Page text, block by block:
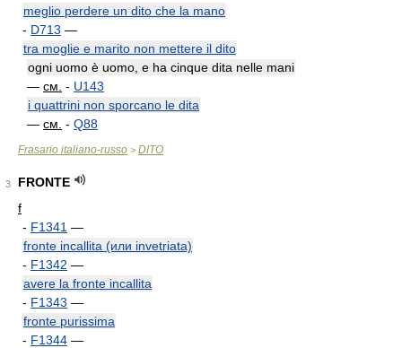
meglio perdere un dito che la mano
- D713 —
tra moglie e marito non mettere il dito
ogni uomo è uomo, e ha cinque dita nelle mani
— см. - U143
i quattrini non sporcano le dita
— см. - Q88
Frasario italiano-russo > DITO
3
FRONTE
f
- F1341 —
fronte incallita (или invetriata)
- F1342 —
avere la fronte incallita
- F1343 —
fronte purissima
- F1344 —